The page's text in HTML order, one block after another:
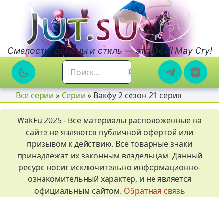
Смелость, демоны и стиль — это Devil May Cry!
Все серии » Серии » Вакфу 2 сезон 21 серия
WakFu 2025 - Все материалы расположенные на
сайте не являются публичной офертой или
призывом к действию. Все товарные знаки
принадлежат их законным владельцам. Данный
ресурс носит исключительно информационно-
ознакомительный характер, и не является
официальным сайтом. Обратная связь